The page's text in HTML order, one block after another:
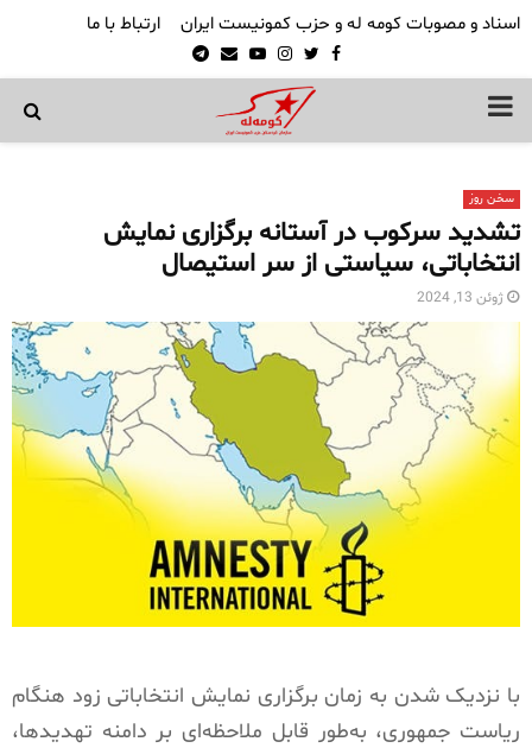
اسناد و مصوبات کومه له و حزب کمونیست ایران ارتباط با ما
Facebook
Twitter
Instagram
Youtube
Email
Telegram
PRIMARY
سخن روز
تشدید سرکوب در آستانه برگزاری نمایش
انتخاباتی، سیاستی از سر استیصال
ژوئن 13, 2024
با نزدیک شدن به زمان برگزاری نمایش انتخاباتی زود هنگام
ریاست ‌جمهوری، به‌طور قابل ملاحظه‌ای بر دامنه تهدیدها،